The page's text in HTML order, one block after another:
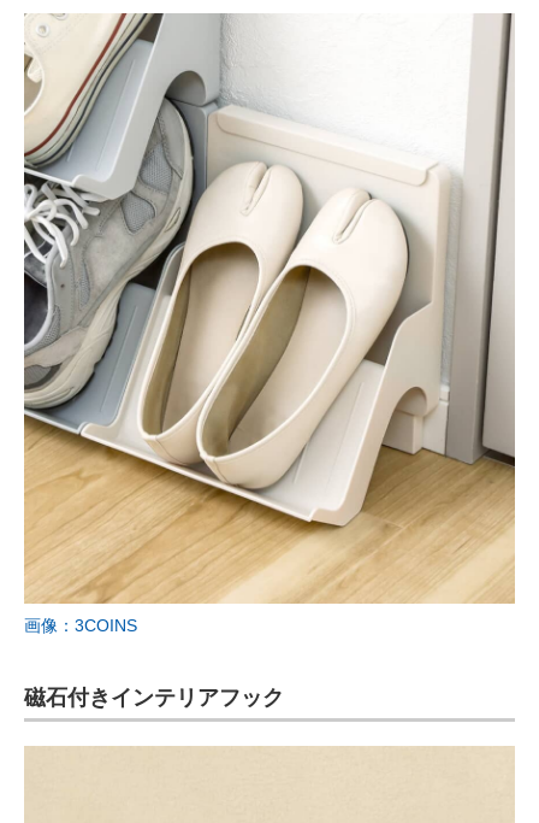
画像：3COINS
磁石付きインテリアフック